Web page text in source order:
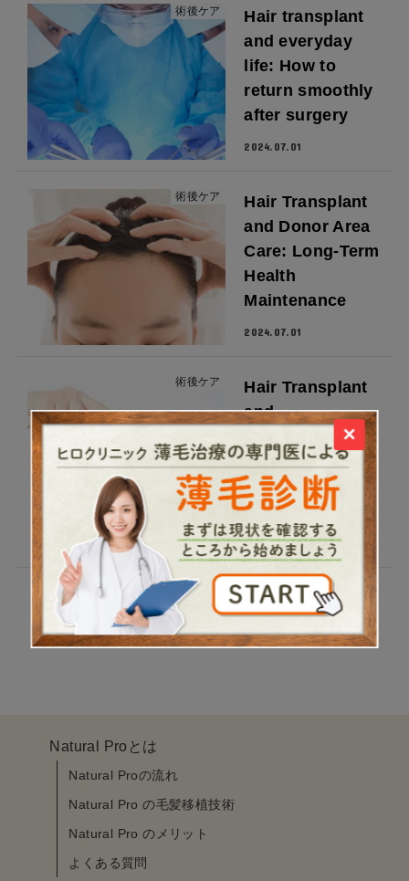
術後ケア
Hair transplant
and everyday
life: How to
return smoothly
after surgery
2024.07.01
術後ケア
Hair Transplant
and Donor Area
Care: Long-Term
Health
Maintenance
2024.07.01
術後ケア
Hair Transplant
and
Aromatherapy:
Post-Surgery
Relaxation
Techniques
2024.07.01
Posts
pagination
…
Natural Proとは
Natural Proの流れ
Natural Pro の毛髪移植技術
Natural Pro のメリット
よくある質問
×